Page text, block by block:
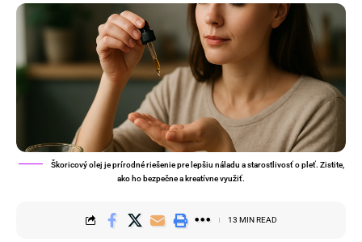
Škoricový olej je prírodné riešenie pre lepšiu náladu a starostlivosť o pleť. Zistite,
ako ho bezpečne a kreatívne využiť.
13 MIN READ